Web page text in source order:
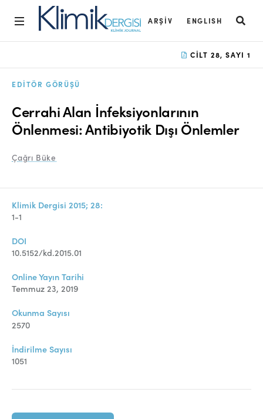
ARŞIV ENGLISH
Arşiv
Açık Erişim İlkesi
Danışmanlık Süreci
Yazarlara Bilgi
Dizinler
Telif Hakları
CILT 28, SAYI 1
EDITÖR GÖRÜŞÜ
Cerrahi Alan İnfeksiyonlarının
Önlenmesi: Antibiyotik Dışı Önlemler
Çağrı Büke
Klimik Dergisi 2015; 28:
1-1
DOI
10.5152/kd.2015.01
Online Yayın Tarihi
Temmuz 23, 2019
Okunma Sayısı
2570
İndirilme Sayısı
1051